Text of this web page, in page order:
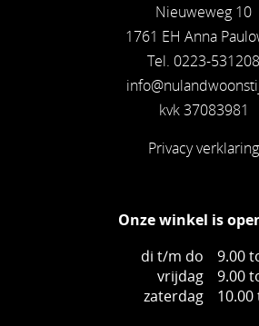
Nieuweweg 10
1761 EH Anna
Tel. 0223-531208
kvk 37083981
Privacy verklaring
Onze winkel is
di t/m do
9.00
vrijdag
9.00
zaterdag